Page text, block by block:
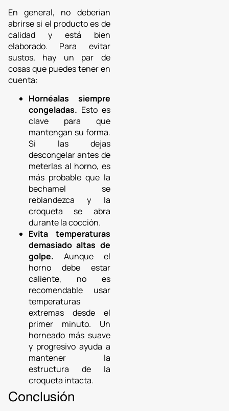
En general, no deberían
abrirse si el producto es de
calidad y está bien
elaborado. Para evitar
sustos, hay un par de
cosas que puedes tener en
cuenta:
Hornéalas siempre
congeladas. Esto es
clave para que
mantengan su forma.
Si las dejas
descongelar antes de
meterlas al horno, es
más probable que la
bechamel se
reblandezca y la
croqueta se abra
durante la cocción.
Evita temperaturas
demasiado altas de
golpe. Aunque el
horno debe estar
caliente, no es
recomendable usar
temperaturas
extremas desde el
primer minuto. Un
horneado más suave
y progresivo ayuda a
mantener la
estructura de la
croqueta intacta.
Conclusión